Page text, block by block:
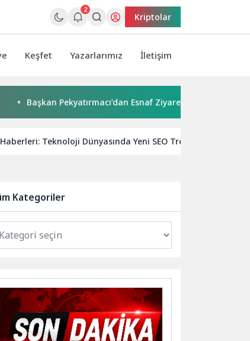
2
Kriptolar
Keşfet Yazarlarımız İletişim
Pekyatırmacı’dan Esnaf Ziyareti
Haberleri: Teknoloji Dünyasında Yeni SEO Trendleri ve
Kategoriler